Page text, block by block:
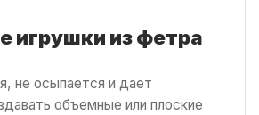
игрушки из фетра
не осыпается и дает
объемные или плоские